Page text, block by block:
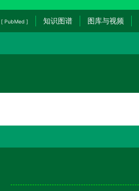
[ PubMed ] 知识图谱 图库与视频